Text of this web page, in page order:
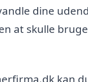
dine
at skulle bruge
kan